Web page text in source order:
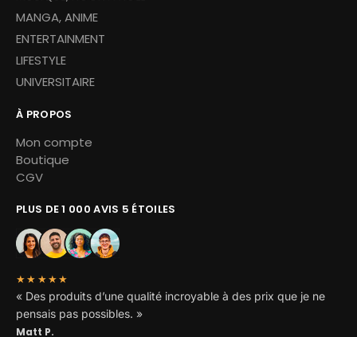
MANGA, ANIME
ENTERTAINMENT
LIFESTYLE
UNIVERSITAIRE
À PROPOS
Mon compte
Boutique
CGV
PLUS DE 1 000 AVIS 5 ÉTOILES
★★★★★
« Des produits d’une qualité incroyable à des prix que je ne
pensais pas possibles. »
Matt P.